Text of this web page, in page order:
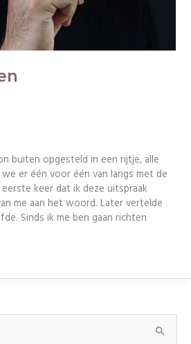
buiten opgesteld in een rijtje, alle
er één voor één van langs met de
keer dat ik deze uitspraak
me aan het woord. Later vertelde
Sinds ik me ben gaan richten